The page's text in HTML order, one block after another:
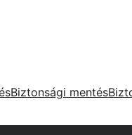
Biztonsági mentés